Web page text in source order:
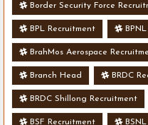
Border Security Force
BPL Recruitment BPNL
BrahMos Aerospace
Branch Head BRDC
BRDC Shillong Recruitment
BSF Recruitment